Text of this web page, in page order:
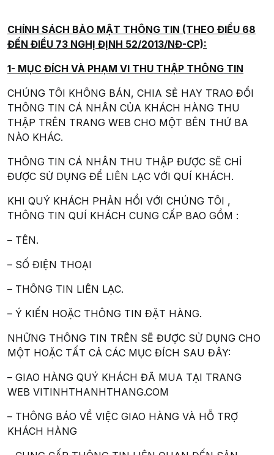
CHÍNH SÁCH BẢO MẬT THÔNG TIN (THEO ĐIỀU 68
ĐẾN ĐIỀU 73 NGHỊ ĐỊNH 52/2013/NĐ-CP):
1- MỤC ĐÍCH VÀ PHẠM VI THU THẬP THÔNG TIN
CHÚNG TÔI KHÔNG BÁN, CHIA SẺ HAY TRAO ĐỔI
THÔNG TIN CÁ NHÂN CỦA KHÁCH HÀNG THU
THẬP TRÊN TRANG WEB CHO MỘT BÊN THỨ BA
NÀO KHÁC.
THÔNG TIN CÁ NHÂN THU THẬP ĐƯỢC SẼ CHỈ
ĐƯỢC SỬ DỤNG ĐỂ LIÊN LẠC VỚI QUÍ KHÁCH.
KHI QUÝ KHÁCH PHẢN HỒI VỚI CHÚNG TÔI ,
THÔNG TIN QUÍ KHÁCH CUNG CẤP BAO GỒM :
– TÊN.
– SỐ ĐIỆN THOẠI
– THÔNG TIN LIÊN LẠC.
– Ý KIẾN HOẶC THÔNG TIN ĐẶT HÀNG.
NHỮNG THÔNG TIN TRÊN SẼ ĐƯỢC SỬ DỤNG CHO
MỘT HOẶC TẤT CẢ CÁC MỤC ĐÍCH SAU ĐÂY:
– GIAO HÀNG QUÝ KHÁCH ĐÃ MUA TẠI TRANG
WEB VITINHTHANHTHANG.COM
– THÔNG BÁO VỀ VIỆC GIAO HÀNG VÀ HỖ TRỢ
KHÁCH HÀNG